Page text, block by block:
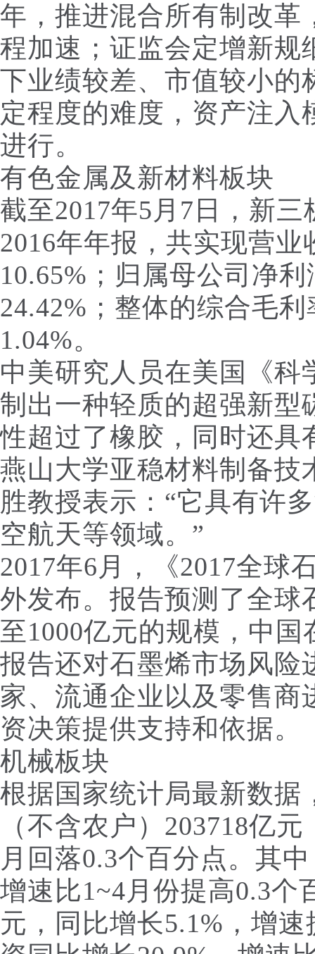
年，推进混合所有制改革
程加速；证监会定增新规
下业绩较差、市值较小的
定程度的难度，资产注
进行。
有色金属及新材料板块
截至2017年5月7日，新
2016年年报，共实现营
10.65%；归属母公司净
24.42%；整体的综合毛
1.04%。
中美研究人员在美国《
制出一种轻质的超强新型
性超过了橡胶，同时还具
燕山大学亚稳材料制备技
胜教授表示：“它具有许
空航天等领域。”
2017年6月，《2017全球
外发布。报告预测了全球
至1000亿元的规模，中
报告还对石墨烯市场风险
家、流通企业以及零售
资决策提供支持和依据。
机械板块
根据国家统计局最新数据
（不含农户）203718亿
月回落0.3个百分点。其
增速比1~4月份提高0.3个
元，同比增长5.1%，增